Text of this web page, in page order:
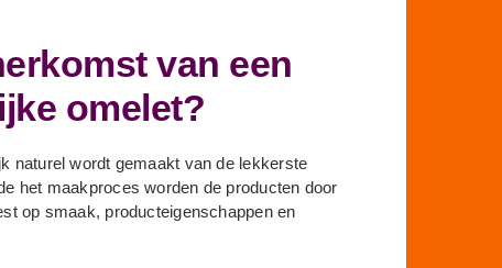
van een
omelet?
naturel wordt gemaakt van de lekkerste
het maakproces worden de producten door
op smaak, producteigenschappen en